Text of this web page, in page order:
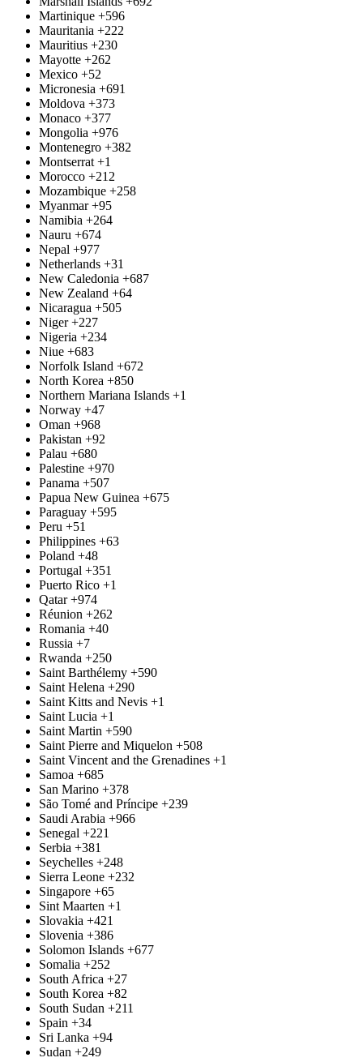
Martinique +596
Mauritania +222
Mauritius +230
Mayotte +262
Mexico +52
Micronesia +691
Moldova +373
Monaco +377
Mongolia +976
Montenegro +382
Montserrat +1
Morocco +212
Mozambique +258
Myanmar +95
Namibia +264
Nauru +674
Nepal +977
Netherlands +31
New Caledonia +687
New Zealand +64
Nicaragua +505
Niger +227
Nigeria +234
Niue +683
Norfolk Island +672
North Korea +850
Northern Mariana Islands +1
Norway +47
Oman +968
Pakistan +92
Palau +680
Palestine +970
Panama +507
Papua New Guinea +675
Paraguay +595
Peru +51
Philippines +63
Poland +48
Portugal +351
Puerto Rico +1
Qatar +974
Réunion +262
Romania +40
Russia +7
Rwanda +250
Saint Barthélemy +590
Saint Helena +290
Saint Kitts and Nevis +1
Saint Lucia +1
Saint Martin +590
Saint Pierre and Miquelon +508
Saint Vincent and the Grenadines +1
Samoa +685
San Marino +378
São Tomé and Príncipe +239
Saudi Arabia +966
Senegal +221
Serbia +381
Seychelles +248
Sierra Leone +232
Singapore +65
Sint Maarten +1
Slovakia +421
Slovenia +386
Solomon Islands +677
Somalia +252
South Africa +27
South Korea +82
South Sudan +211
Spain +34
Sri Lanka +94
Sudan +249